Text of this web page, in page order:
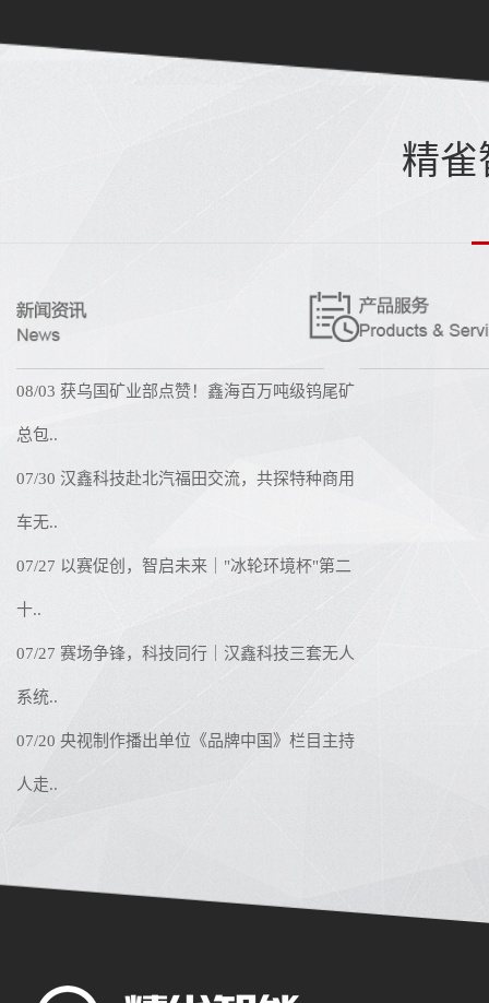
精雀
08/03 获乌国矿业部点赞！鑫海百万吨级钨尾矿
总包..
07/30 汉鑫科技赴北汽福田交流，共探特种商用
车无..
07/27 以赛促创，智启未来｜"冰轮环境杯"第二
十..
07/27 赛场争锋，科技同行｜汉鑫科技三套无人
系统..
07/20 央视制作播出单位《品牌中国》栏目主持
人走..